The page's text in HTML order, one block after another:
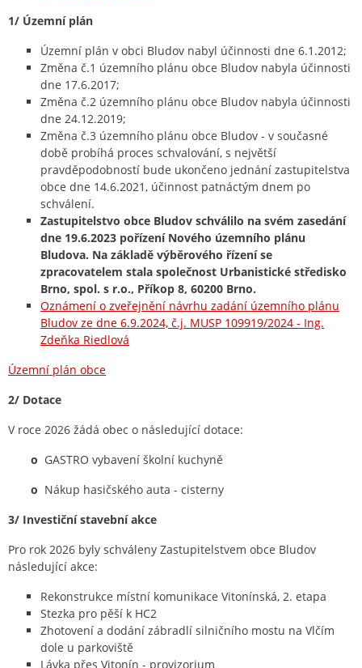
1/ Územní plán
Územní plán v obci Bludov nabyl účinnosti dne 6.1.2012;
Změna č.1 územního plánu obce Bludov nabyla účinnosti
dne 17.6.2017;
Změna č.2 územního plánu obce Bludov nabyla účinnosti
dne 24.12.2019;
Změna č.3 územního plánu obce Bludov - v současné
době probíhá proces schvalování, s největší
pravděpodobností bude ukončeno jednání zastupitelstva
obce dne 14.6.2021, účinnost patnáctým dnem po
schválení.
Zastupitelstvo obce Bludov schválilo na svém zasedání
dne 19.6.2023 pořízení Nového územního plánu
Bludova. Na základě výběrového řízení se
zpracovatelem stala společnost Urbanistické středisko
Brno, spol. s r.o., Příkop 8, 60200 Brno.
Oznámení o zveřejnění návrhu zadání územního plánu
Bludov ze dne 6.9.2024, č.j. MUSP 109919/2024 - Ing.
Zdeňka Riedlová
Územní plán obce
2/ Dotace
V roce 2026 žádá obec o následující dotace:
o GASTRO vybavení školní kuchyně
o Nákup hasičského auta - cisterny
3/ Investiční stavební akce
Pro rok 2026 byly schváleny Zastupitelstvem obce Bludov
následující akce:
Rekonstrukce místní komunikace Vitonínská, 2. etapa
Stezka pro pěší k HC2
Zhotovení a dodání zábradlí silničního mostu na Vlčím
dole u parkoviště
Lávka přes Vitonín - provizorium